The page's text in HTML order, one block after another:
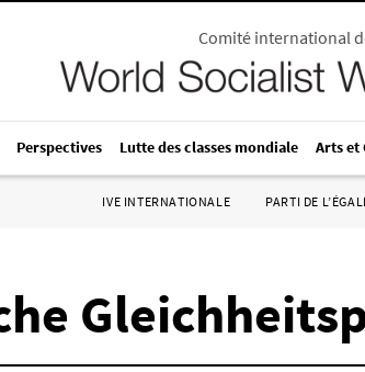
Comité international
Perspectives Lutte des classes mondiale Arts et
IVE INTERNATIONALE PARTI DE